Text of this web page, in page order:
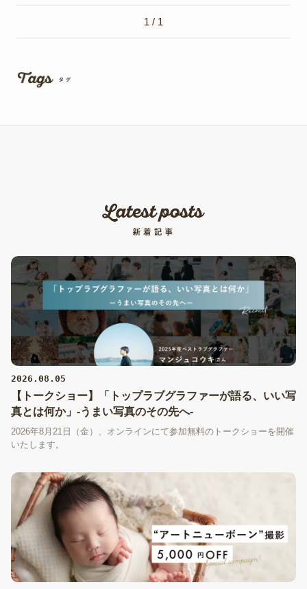
1 / 1
2026.08.05
【トークショー】「トップラブグラファーが語る、いい写
真とは何か」-うまい写真のその先へ-
2026年8月21日（金）、オンラインにて参加無料のトークショーを開催
いたします。